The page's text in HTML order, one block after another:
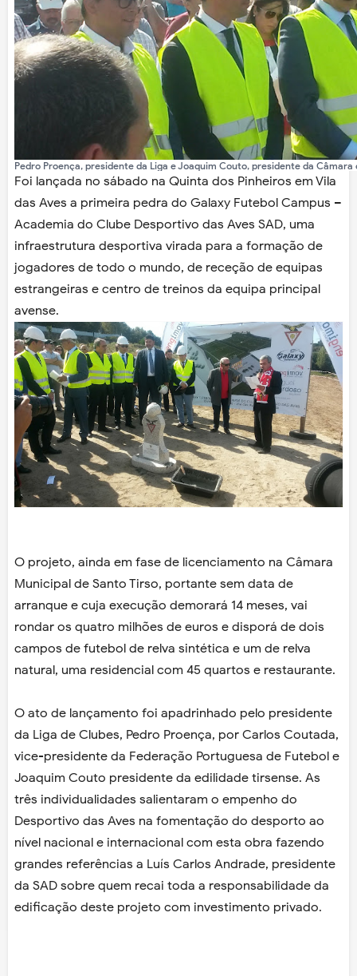
Pedro Proença, presidente da Liga e Joaquim Couto, presidente da
Foi lançada no sábado na Quinta dos Pinheiros em Vila
das Aves a primeira pedra do Galaxy Futebol Campus –
Academia do Clube Desportivo das Aves SAD, uma
infraestrutura desportiva virada para a formação de
jogadores de todo o mundo, de receção de equipas
estrangeiras e centro de treinos da equipa principal
avense.
O projeto, ainda em fase de licenciamento na Câmara
Municipal de Santo Tirso, portante sem data de
arranque e cuja execução demorará 14 meses, vai
rondar os quatro milhões de euros e disporá de dois
campos de futebol de relva sintética e um de relva
natural, uma residencial com 45 quartos e restaurante.
O ato de lançamento foi apadrinhado pelo presidente
da Liga de Clubes, Pedro Proença, por Carlos Coutada,
vice-presidente da Federação Portuguesa de Futebol e
Joaquim Couto presidente da edilidade tirsense. As
três individualidades salientaram o empenho do
Desportivo das Aves na fomentação do desporto ao
nível nacional e internacional com esta obra fazendo
grandes referências a Luís Carlos Andrade, presidente
da SAD sobre quem recai toda a responsabilidade da
edificação deste projeto com investimento privado.